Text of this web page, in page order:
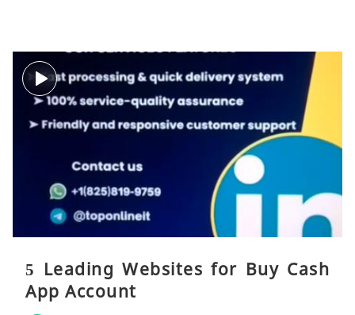
5 Leading Websites for Buy Cash
App Account